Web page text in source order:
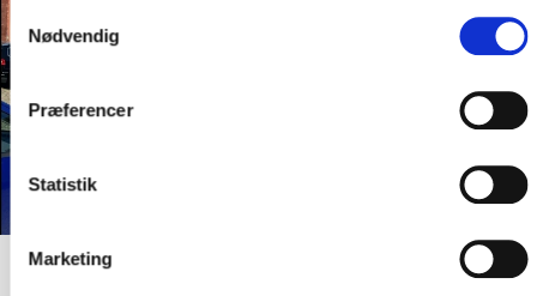
Nødvendig
Præferencer
Statistik
Marketing